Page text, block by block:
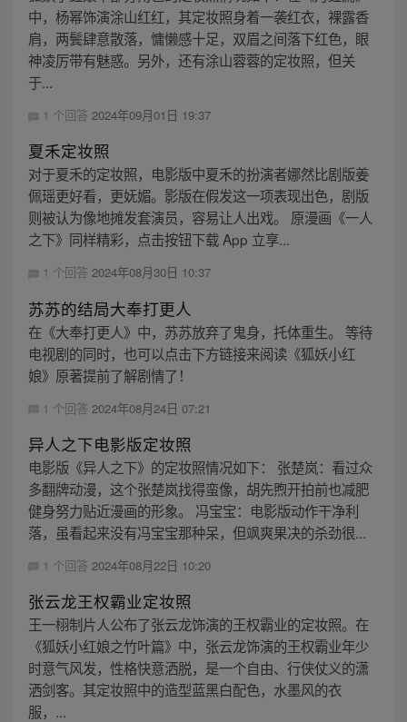
中，杨幂饰演涂山红红，其定妆照身着一袭红衣，裸露香
肩，两鬓肆意散落，慵懒感十足，双眉之间落下红色，眼
神凌厉带有魅惑。另外，还有涂山蓉蓉的定妆照，但关
于...
1 个回答 2024年09月01日 19:37
夏禾定妆照
对于夏禾的定妆照，电影版中夏禾的扮演者娜然比剧版姜
佩瑶更好看，更妩媚。影版在假发这一项表现出色，剧版
则被认为像地摊发套演员，容易让人出戏。 原漫画《一人
之下》同样精彩，点击按钮下载 App 立享...
1 个回答 2024年08月30日 10:37
苏苏的结局大奉打更人
在《大奉打更人》中，苏苏放弃了鬼身，托体重生。 等待
电视剧的同时，也可以点击下方链接来阅读《狐妖小红
娘》原著提前了解剧情了！
1 个回答 2024年08月24日 07:21
异人之下电影版定妆照
电影版《异人之下》的定妆照情况如下： 张楚岚：看过众
多翻牌动漫，这个张楚岚找得蛮像，胡先煦开拍前也减肥
健身努力贴近漫画的形象。 冯宝宝：电影版动作干净利
落，虽看起来没有冯宝宝那种呆，但飒爽果决的杀劲很...
1 个回答 2024年08月22日 10:20
张云龙王权霸业定妆照
王一栩制片人公布了张云龙饰演的王权霸业的定妆照。在
《狐妖小红娘之竹叶篇》中，张云龙饰演的王权霸业年少
时意气风发，性格快意洒脱，是一个自由、行侠仗义的潇
洒剑客。其定妆照中的造型蓝黑白配色，水墨风的衣
服，...